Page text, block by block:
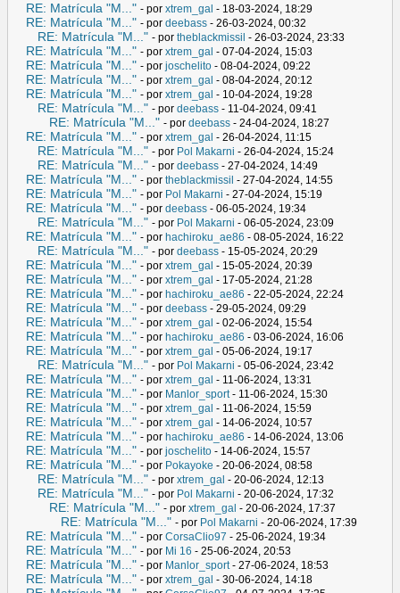
RE: Matrícula "M..." - por xtrem_gal - 18-03-2024, 18:29
RE: Matrícula "M..." - por deebass - 26-03-2024, 00:32
RE: Matrícula "M..." - por theblackmissil - 26-03-2024, 23:33
RE: Matrícula "M..." - por xtrem_gal - 07-04-2024, 15:03
RE: Matrícula "M..." - por joschelito - 08-04-2024, 09:22
RE: Matrícula "M..." - por xtrem_gal - 08-04-2024, 20:12
RE: Matrícula "M..." - por xtrem_gal - 10-04-2024, 19:28
RE: Matrícula "M..." - por deebass - 11-04-2024, 09:41
RE: Matrícula "M..." - por deebass - 24-04-2024, 18:27
RE: Matrícula "M..." - por xtrem_gal - 26-04-2024, 11:15
RE: Matrícula "M..." - por Pol Makarni - 26-04-2024, 15:24
RE: Matrícula "M..." - por deebass - 27-04-2024, 14:49
RE: Matrícula "M..." - por theblackmissil - 27-04-2024, 14:55
RE: Matrícula "M..." - por Pol Makarni - 27-04-2024, 15:19
RE: Matrícula "M..." - por deebass - 06-05-2024, 19:34
RE: Matrícula "M..." - por Pol Makarni - 06-05-2024, 23:09
RE: Matrícula "M..." - por hachiroku_ae86 - 08-05-2024, 16:22
RE: Matrícula "M..." - por deebass - 15-05-2024, 20:29
RE: Matrícula "M..." - por xtrem_gal - 15-05-2024, 20:39
RE: Matrícula "M..." - por xtrem_gal - 17-05-2024, 21:28
RE: Matrícula "M..." - por hachiroku_ae86 - 22-05-2024, 22:24
RE: Matrícula "M..." - por deebass - 29-05-2024, 09:29
RE: Matrícula "M..." - por xtrem_gal - 02-06-2024, 15:54
RE: Matrícula "M..." - por hachiroku_ae86 - 03-06-2024, 16:06
RE: Matrícula "M..." - por xtrem_gal - 05-06-2024, 19:17
RE: Matrícula "M..." - por Pol Makarni - 05-06-2024, 23:42
RE: Matrícula "M..." - por xtrem_gal - 11-06-2024, 13:31
RE: Matrícula "M..." - por Manlor_sport- 11-06-2024, 15:30
RE: Matrícula "M..." - por xtrem_gal - 11-06-2024, 15:59
RE: Matrícula "M..." - por xtrem_gal - 14-06-2024, 10:57
RE: Matrícula "M..." - por hachiroku_ae86 - 14-06-2024, 13:06
RE: Matrícula "M..." - por joschelito - 14-06-2024, 15:57
RE: Matrícula "M..." - por Pokayoke - 20-06-2024, 08:58
RE: Matrícula "M..." - por xtrem_gal - 20-06-2024, 12:13
RE: Matrícula "M..." - por Pol Makarni - 20-06-2024, 17:32
RE: Matrícula "M..." - por xtrem_gal - 20-06-2024, 17:37
RE: Matrícula "M..." - por Pol Makarni - 20-06-2024, 17:39
RE: Matrícula "M..." - por CorsaClio97 - 25-06-2024, 19:34
RE: Matrícula "M..." - por Mi 16 - 25-06-2024, 20:53
RE: Matrícula "M..." - por Manlor_sport- 27-06-2024, 18:53
RE: Matrícula "M..." - por xtrem_gal - 30-06-2024, 14:18